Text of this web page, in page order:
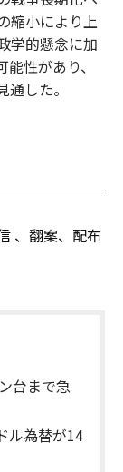
縮小により上
学的懸念に加
性があり、
した。
、翻案、配布
台まで急
ル為替が14